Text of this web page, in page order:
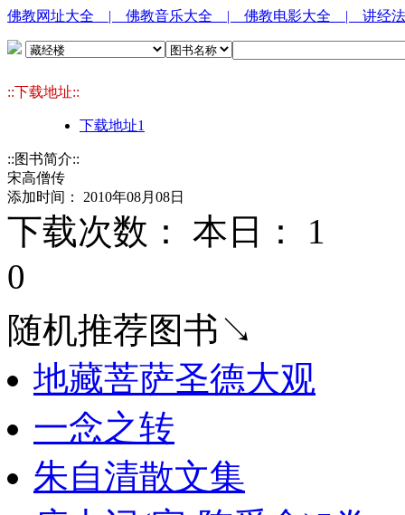
佛教网址大全 | 佛教音乐大全 | 佛教电影大全 | 讲经
::下载地址::
下载地址1
::图书简介::
宋高僧传
添加时间： 2010年08月08日
下载次数： 本日： 1
0
随机推荐图书↘
地藏菩萨圣德大观
一念之转
朱自清散文集